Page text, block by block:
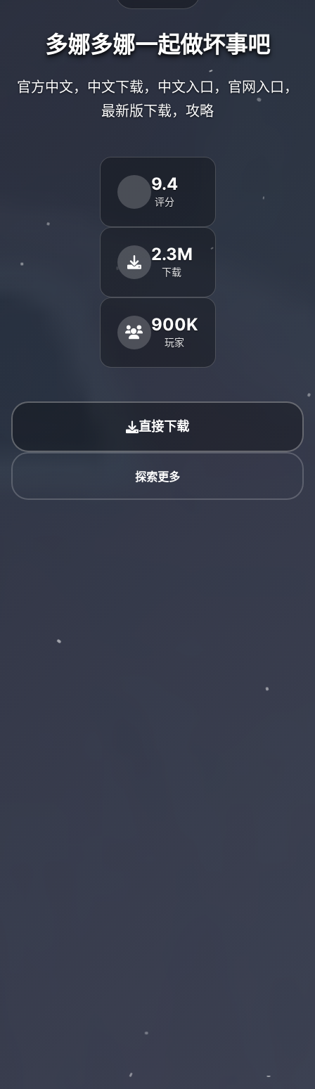
多娜多娜一起做坏事吧
官方中文，中文下载，中文入口，官网入口，
最新版下载，攻略
9.4
评分
2.3M
下载
900K
玩家
直接下载
探索更多